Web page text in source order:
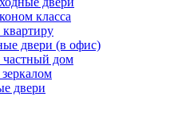
класса
двери (в офис)
дом
двери